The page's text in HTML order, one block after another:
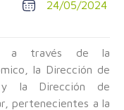
24/05/2024
a través de la
la Dirección de
y la Dirección de
pertenecientes a la